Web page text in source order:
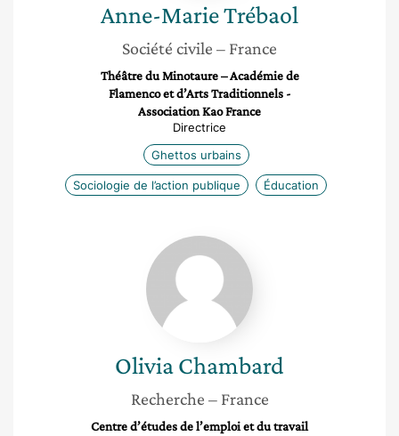
Anne-MarieTrébaol
Société civile – France
Théâtre du Minotaure – Académie de
Flamenco et d’Arts Traditionnels -
Association Kao France
Directrice
Ghettos urbains
Sociologie de l’action publique Éducation
Olivia
Chambard
OliviaChambard
Recherche – France
Centre d’études de l’emploi et du travail